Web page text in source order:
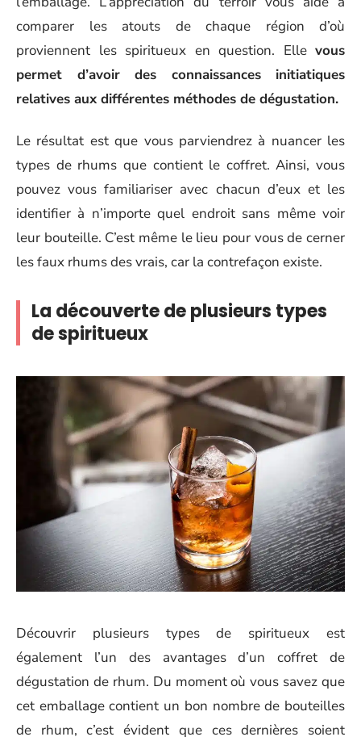
comparer les atouts de chaque région d’où
proviennent les spiritueux en question. Elle vous
permet d’avoir des connaissances initiatiques
relatives aux différentes méthodes de dégustation.
Le résultat est que vous parviendrez à nuancer les
types de rhums que contient le coffret. Ainsi, vous
pouvez vous familiariser avec chacun d’eux et les
identifier à n’importe quel endroit sans même voir
leur bouteille. C’est même le lieu pour vous de cerner
les faux rhums des vrais, car la contrefaçon existe.
La découverte de plusieurs types
de spiritueux
Découvrir plusieurs types de spiritueux est
également l’un des avantages d’un coffret de
dégustation de rhum. Du moment où vous savez que
cet emballage contient un bon nombre de bouteilles
de rhum, c’est évident que ces dernières soient